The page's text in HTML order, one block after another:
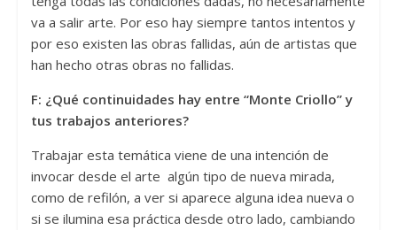
va a salir arte. Por eso hay siempre tantos intentos y
por eso existen las obras fallidas, aún de artistas que
han hecho otras obras no fallidas.
F: ¿Qué continuidades hay entre “Monte Criollo” y
tus trabajos anteriores?
Trabajar esta temática viene de una intención de
invocar desde el arte algún tipo de nueva mirada,
como de refilón, a ver si aparece alguna idea nueva o
si se ilumina esa práctica desde otro lado, cambiando